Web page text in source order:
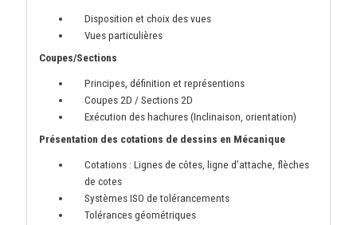
Disposition et choix des vues
Vues particulières
Coupes/Sections
Principes, définition et représentions
Coupes 2D / Sections 2D
Exécution des hachures (Inclinaison, orientation)
Présentation des cotations de dessins en Mécanique
Cotations : Lignes de côtes, ligne d’attache, flèches
de cotes
Systèmes ISO de tolérancements
Tolérances géométriques